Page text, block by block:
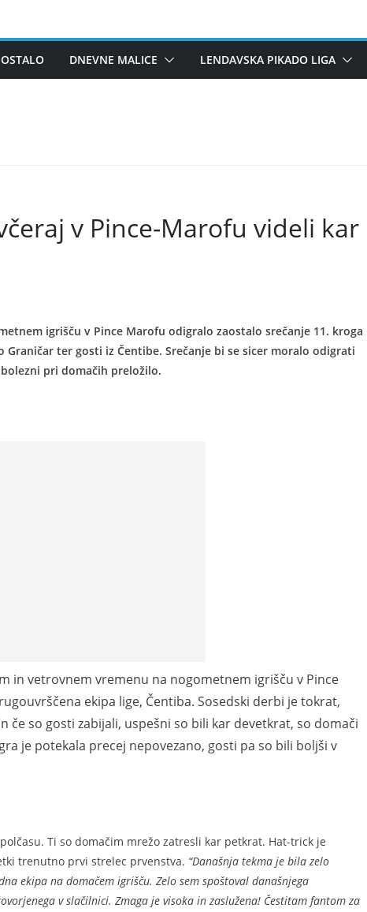
OSTALO DNEVNE MALICE LENDAVSKA PIKADO LIGA
v Pince-Marofu videli kar
igrišču v Pince Marofu odigralo zaostalo srečanje 11. kroga
Graničar ter gosti iz Čentibe. Srečanje bi se sicer moralo odigrati
pri domačih preložilo.
in vetrovnem vremenu na nogometnem igrišču v Pince
ekipa lige, Čentiba. Sosedski derbi je tokrat,
če so gosti zabijali, uspešni so bili kar devetkrat, so domači
je potekala precej nepovezano, gosti pa so bili boljši v
Ti so domačim mrežo zatresli kar petkrat. Hat-trick je
trenutno prvi strelec prvenstva. “Današnja tekma je bila zelo
ekipa na domačem igrišču. Zelo sem spoštoval današnjega
v slačilnici. Zmaga je visoka in zaslužena! Čestitam fantom za